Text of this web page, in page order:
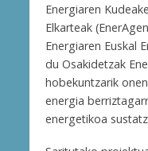
Energiaren
Elkarteak
Energiaren Euskal
du Osakidetzak
hobekuntzarik
energia
energetikoa